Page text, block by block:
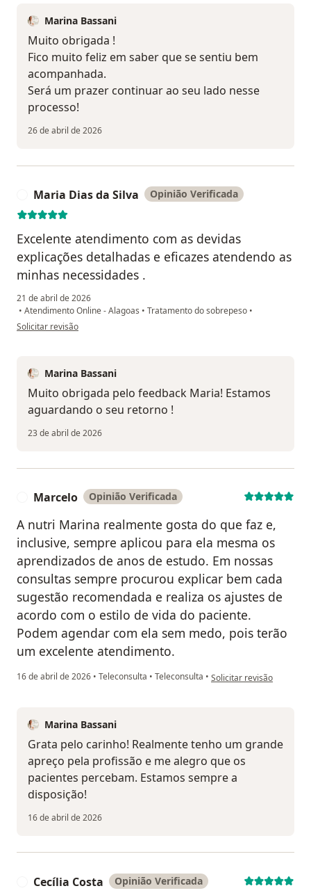
Marina Bassani
Muito obrigada !
Fico muito feliz em saber que se sentiu bem
acompanhada.
Será um prazer continuar ao seu lado nesse
processo!
26 de abril de 2026
Maria Dias da Silva Opinião Verificada
Excelente atendimento com as devidas
explicações detalhadas e eficazes atendendo as
minhas necessidades .
21 de abril de 2026
• Atendimento Online - Alagoas • Tratamento do sobrepeso •
na opinião do utilizador Maria Dias da Silva
Solicitar revisão
Marina Bassani
Muito obrigada pelo feedback Maria! Estamos
aguardando o seu retorno !
23 de abril de 2026
Marcelo Opinião Verificada
A nutri Marina realmente gosta do que faz e,
inclusive, sempre aplicou para ela mesma os
aprendizados de anos de estudo. Em nossas
consultas sempre procurou explicar bem cada
sugestão recomendada e realiza os ajustes de
acordo com o estilo de vida do paciente.
Podem agendar com ela sem medo, pois terão
um excelente atendimento.
16 de abril de 2026 • Teleconsulta • Teleconsulta • na opinião do utilizador
Solicitar revisão
Marina Bassani
Grata pelo carinho! Realmente tenho um grande
apreço pela profissão e me alegro que os
pacientes percebam. Estamos sempre a
disposição!
16 de abril de 2026
Cecília Costa Opinião Verificada